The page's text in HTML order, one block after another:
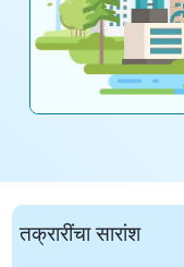
तक्रारींचा सारांश